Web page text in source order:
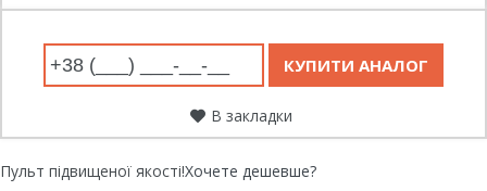
В закладки
Пульт підвищеної якості!Хочете дешевше?